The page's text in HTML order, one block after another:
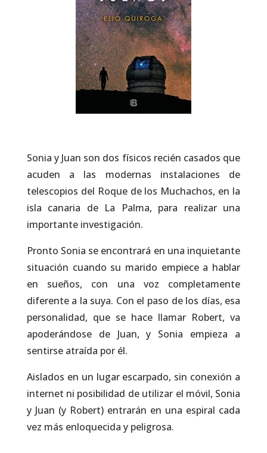
Sonia y Juan son dos físicos recién casados que
acuden a las modernas instalaciones de
telescopios del Roque de los Muchachos, en la
isla canaria de La Palma, para realizar una
importante investigación.
Pronto Sonia se encontrará en una inquietante
situación cuando su marido empiece a hablar
en sueños, con una voz completamente
diferente a la suya. Con el paso de los días, esa
personalidad, que se hace llamar Robert, va
apoderándose de Juan, y Sonia empieza a
sentirse atraída por él.
Aislados en un lugar escarpado, sin conexión a
internet ni posibilidad de utilizar el móvil, Sonia
y Juan (y Robert) entrarán en una espiral cada
vez más enloquecida y peligrosa.